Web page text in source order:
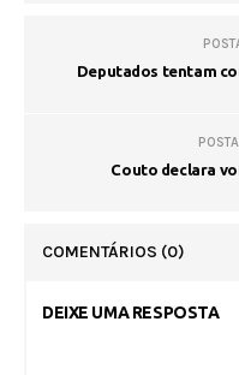
Deputados tentam
Couto declara
COMENTÁRIOS (0)
DEIXE UMA RESPOSTA